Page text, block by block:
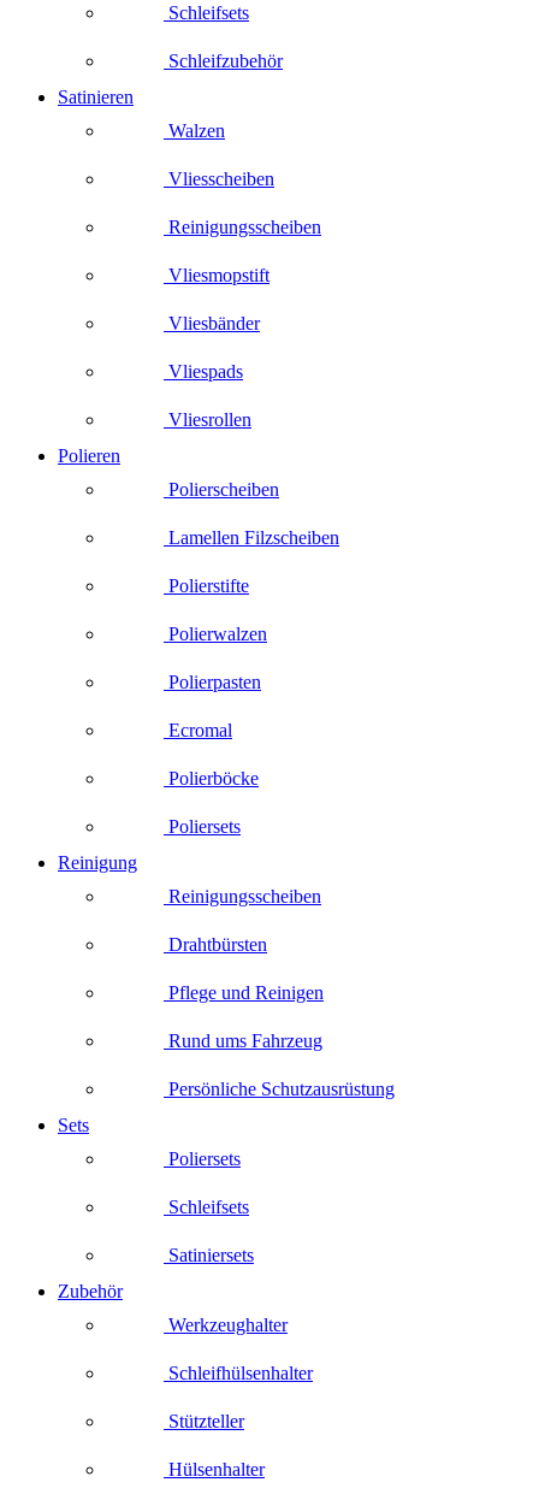
Schleifsets
Schleifzubehör
Satinieren
Walzen
Vliesscheiben
Reinigungsscheiben
Vliesmopstift
Vliesbänder
Vliespads
Vliesrollen
Polieren
Polierscheiben
Lamellen Filzscheiben
Polierstifte
Polierwalzen
Polierpasten
Ecromal
Polierböcke
Poliersets
Reinigung
Reinigungsscheiben
Drahtbürsten
Pflege und Reinigen
Rund ums Fahrzeug
Persönliche Schutzausrüstung
Sets
Poliersets
Schleifsets
Satiniersets
Zubehör
Werkzeughalter
Schleifhülsenhalter
Stützteller
Hülsenhalter